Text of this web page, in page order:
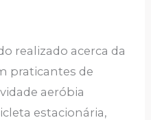
realizado acerca da
praticantes de
aeróbia
estacionária,